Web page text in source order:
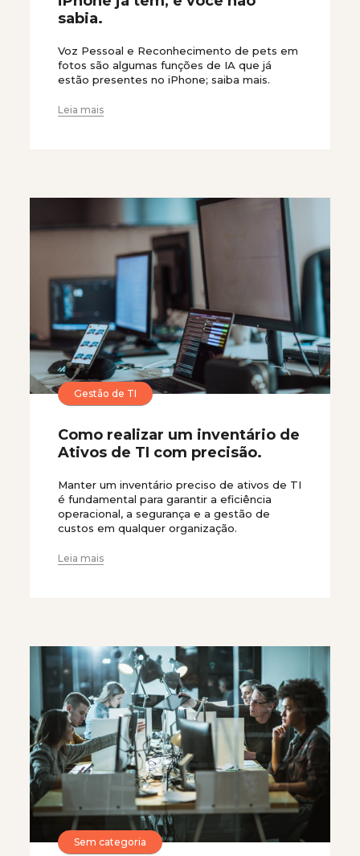
sabia.
Voz Pessoal e Reconhecimento de pets em
fotos são algumas funções de IA que já
estão presentes no iPhone; saiba mais.
Leia mais
Gestão de TI
Como realizar um inventário de
Ativos de TI com precisão.
Manter um inventário preciso de ativos de TI
é fundamental para garantir a eficiência
operacional, a segurança e a gestão de
custos em qualquer organização.
Leia mais
Sem categoria